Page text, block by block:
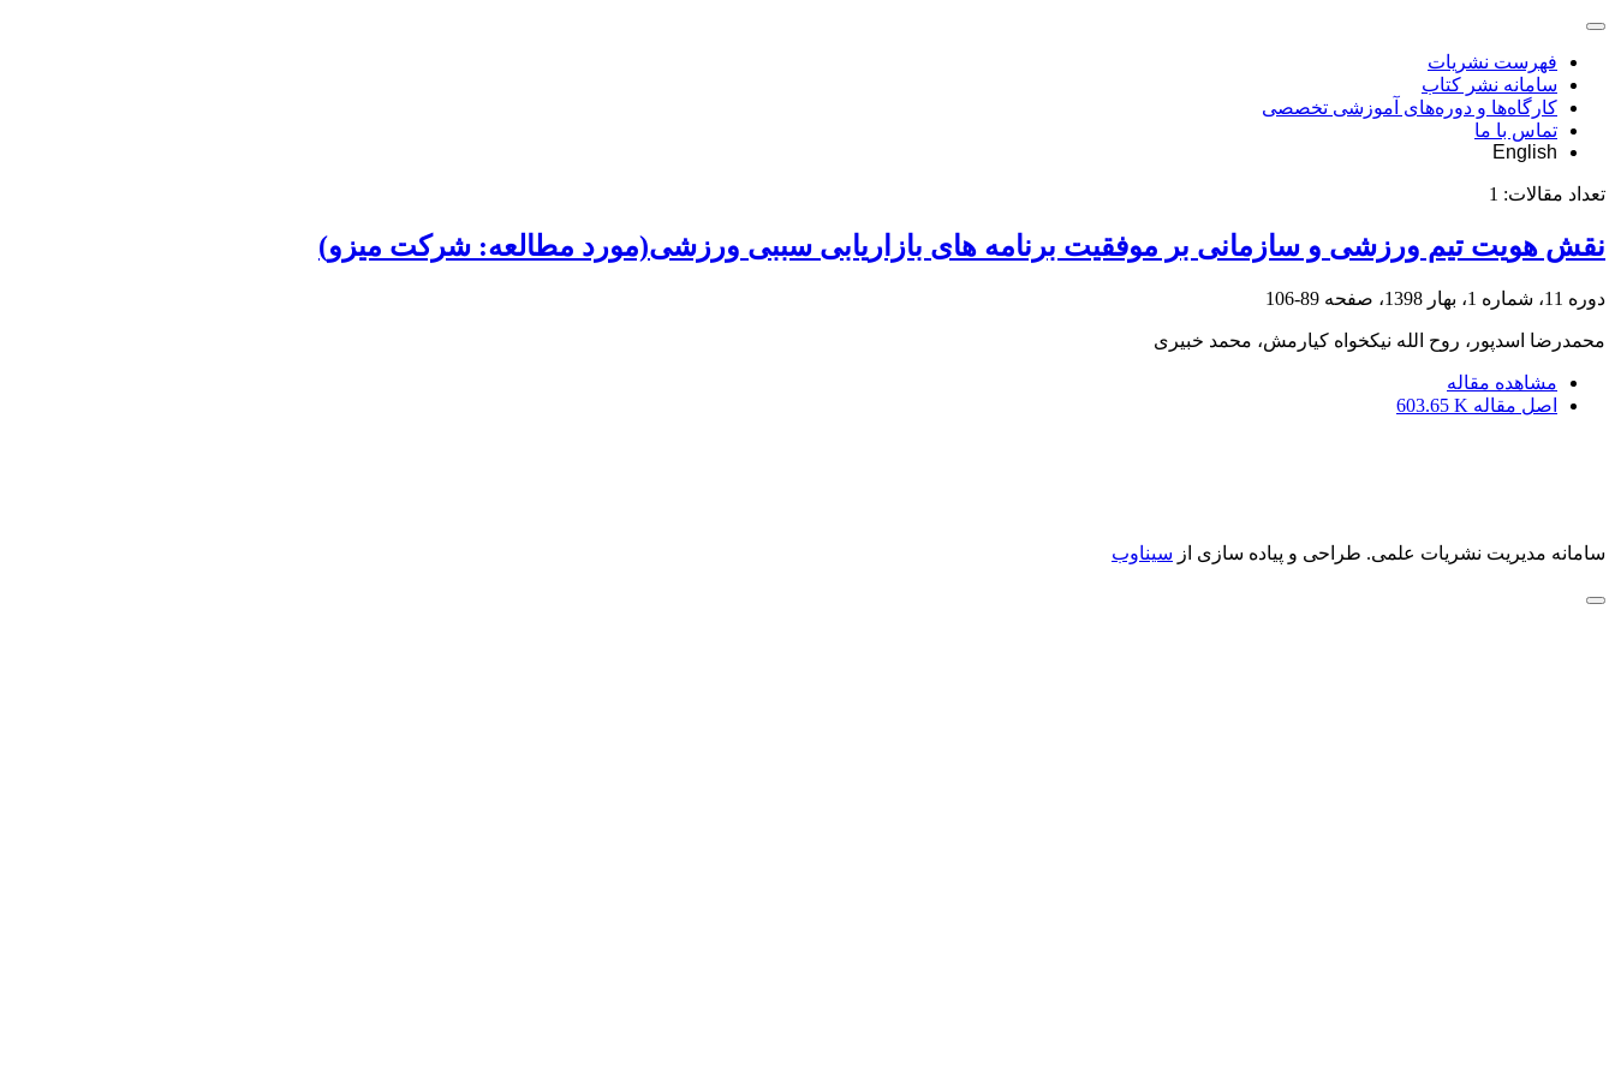
فهرست نشریات
سامانه نشر کتاب
کارگاه‌ها و دوره‌های آموزشی تخصصی
تماس با ما
English
تعداد مقالات: 1
نقش هویت تیم ورزشی و سازمانی بر موفقیت برنامه های بازاریابی سببی ورزشی(مورد مطالعه: شرکت میزو)
دوره 11، شماره 1، بهار 1398، صفحه 89-106
محمدرضا اسدپور، روح الله نیکخواه کیارمش، محمد خبیری
مشاهده مقاله
اصل مقاله 603.65 K
سامانه مدیریت نشریات علمی. طراحی و پیاده سازی از سیناوب